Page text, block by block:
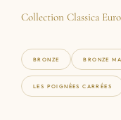
Collection Classica
BRONZE BRONZE
LES POIGNÉES CARRÉES